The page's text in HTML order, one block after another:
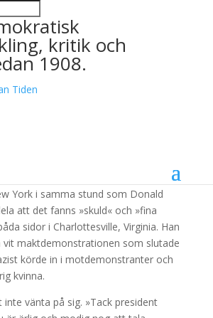
kritik och
1908.
om rasism är
i USA
York i samma stund som Donald
att det fanns »skuld« och »fina
sidor i Charlottesville, Virginia. Han
maktdemonstrationen som slutade
körde in i motdemonstranter och
kvinna.
inte vänta på sig. »Tack president